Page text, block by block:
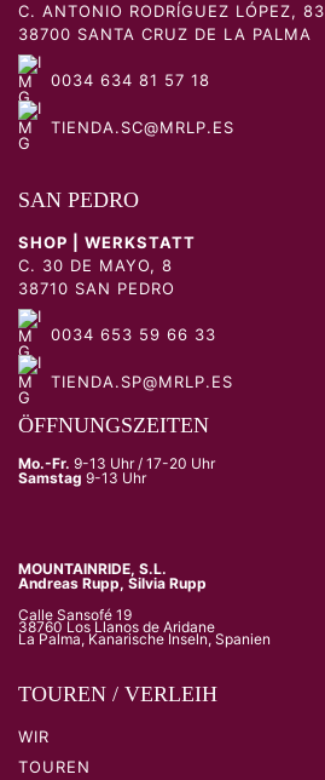
C. ANTONIO RODRÍGUEZ LÓPEZ, 83
38700 SANTA CRUZ DE LA PALMA
0034 634 81 57 18
TIENDA.SC@MRLP.ES
SAN PEDRO
SHOP | WERKSTATT
C. 30 DE MAYO, 8
38710 SAN PEDRO
0034 653 59 66 33
TIENDA.SP@MRLP.ES
ÖFFNUNGSZEITEN
Mo.-Fr. 9-13 Uhr / 17-20 Uhr
Samstag 9-13 Uhr
MOUNTAINRIDE, S.L.
Andreas Rupp, Silvia Rupp
Calle Sansofé 19
38760 Los Llanos de Aridane
La Palma, Kanarische Inseln, Spanien
TOUREN / VERLEIH
WIR
TOUREN